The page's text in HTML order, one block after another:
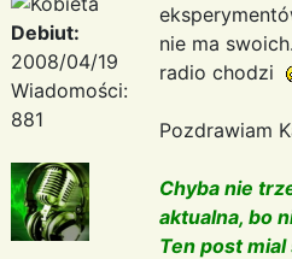
Debiut:
2008/04/19
Wiadomości:
881
nie ma
radio chodzi
Pozdrawiam
Chyba nie
aktualna, bo
Ten post